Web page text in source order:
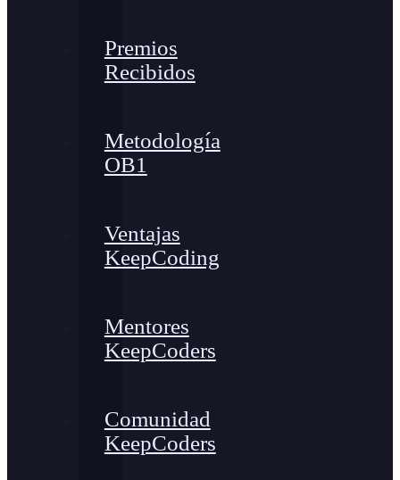
Premios
Recibidos
Metodología
OB1
Ventajas
KeepCoding
Mentores
KeepCoders
Comunidad
KeepCoders